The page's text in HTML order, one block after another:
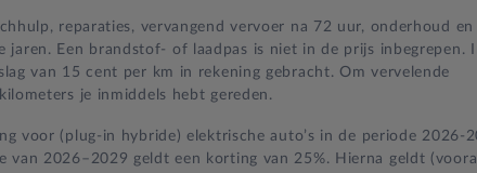
reparaties, vervangend vervoer na 72 uur, onderhoud en
jaren. Een brandstof- of laadpas is niet in de prijs inbegrepen.
van 15 cent per km in rekening gebracht. Om vervelende
je inmiddels hebt gereden.
voor (plug-in hybride) elektrische auto’s in de periode 2026-
2026–2029 geldt een korting van 25%. Hierna geldt